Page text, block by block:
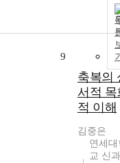
9
축복의
서적 목
적 이해
김중은
연세대
교 신